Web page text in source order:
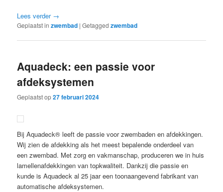
Lees verder →
Geplaatst in zwembad |Getagged zwembad
Aquadeck: een passie voor
afdeksystemen
Geplaatst op27 februari 2024
Bij Aquadeck® leeft de passie voor zwembaden en afdekkingen.
Wij zien de afdekking als het meest bepalende onderdeel van
een zwembad. Met zorg en vakmanschap, produceren we in huis
lamellenafdekkingen van topkwaliteit. Dankzij die passie en
kunde is Aquadeck al 25 jaar een toonaangevend fabrikant van
automatische afdeksystemen.